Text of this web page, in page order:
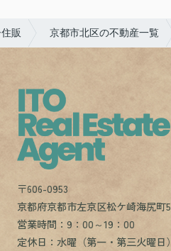
販 京都市北区の不動産一覧
〒606-0953
京都府京都市左京区松ケ崎海尻町5
営業時間：9：00～19：00
定休日：水曜（第一・第三火曜日）